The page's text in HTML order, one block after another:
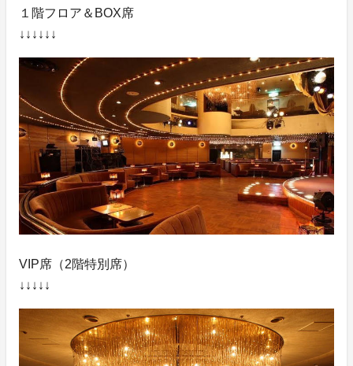
１階フロア＆BOX席
↓↓↓↓↓↓
VIP席（2階特別席）
↓↓↓↓↓